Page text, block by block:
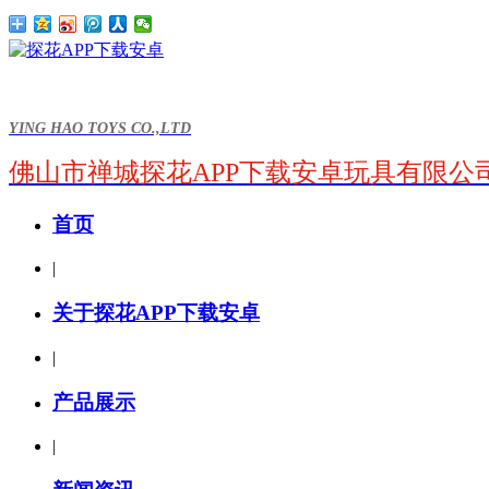
YING HAO TOYS CO.,LTD
佛山市禅城探花APP下载安卓玩具有限公
首页
|
关于探花APP下载安卓
|
产品展示
|